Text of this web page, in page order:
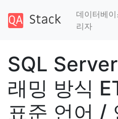
데이터베
리자
SQL
래밍 방식
표준 언어 /